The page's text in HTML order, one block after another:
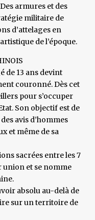
armures et des
militaire de
d’attelages en
de l’époque.
de 13 ans devint
couronné. Dès cet
pour s’occuper
Son objectif est de
avis d’hommes
et même de sa
sacrées entre les 7
et se nomme
absolu au-delà de
sur un territoire de